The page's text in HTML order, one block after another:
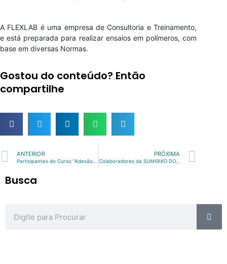
A FLEXLAB é uma empresa de Consultoria e Treinamento,
e está preparada para realizar ensaios em polímeros, com
base em diversas Normas.
Gostou do conteúdo? Então
compartilhe
Prev
ANTERIOR PRÓXIMA
Colaboradores da SUMIRIKO DO BRASIL ampliam seus conhecimentos técnicos em Borracha. | Agosto/2018
Busca